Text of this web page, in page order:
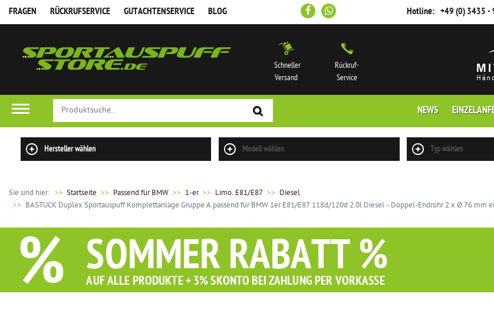
FRAGEN RÜCKRUFSERVICE GUTACHTENSERVICE BLOG Hotline: +49 (0) 3435 -
Schneller
Versand
Rückruf-
Service
NEWS
Hersteller wählen Modell wählen Typ wählen
Sie sind hier: >> Startseite Passend für BMW 1-er Limo. E81/E87
Diesel
BASTUCK Duplex Sportauspuff Komplettanlage Gruppe A passend für BMW 1er E81/E87 118d/120d 2.0l Diesel - Doppel-Endrohr 2 x Ø 76 mm
% SOMMER RABATT %
AUF ALLE PRODUKTE + 3% SKONTO BEI ZAHLUNG PER VORKASSE